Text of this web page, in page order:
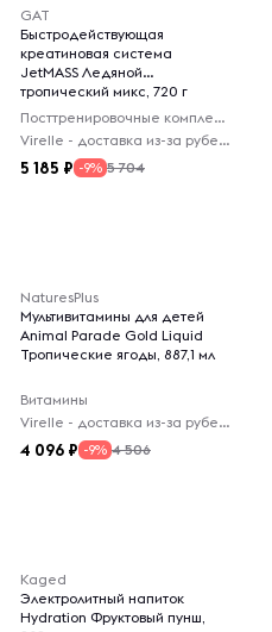
GAT
Быстродействующая
креатиновая система
JetMASS Ледяной
тропический микс, 720 г
Посттренировочные комплексы
Virelle - доставка из-за рубежа
5 185 -9% 5 704
NaturesPlus
Мультивитамины для детей
Animal Parade Gold Liquid
Тропические ягоды, 887,1 мл
Витамины
Virelle - доставка из-за рубежа
4 096 -9% 4 506
Kaged
Электролитный напиток
Hydration Фруктовый пунш,